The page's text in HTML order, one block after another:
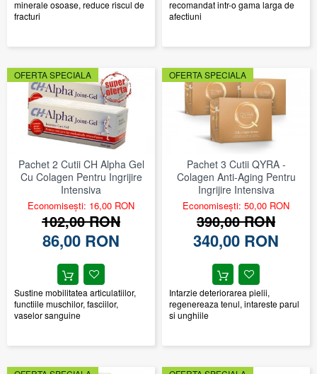
minerale osoase, reduce riscul de
fracturi
recomandat intr-o gama larga de
afectiuni
OFERTA SPECIALA
Pachet 2 Cutii CH Alpha Gel
Cu Colagen Pentru Ingrijire
Intensiva
Economisești: 16,00 RON
102,00 RON
86,00 RON
Sustine mobilitatea articulatiilor,
functiile muschilor, fasciilor,
vaselor sanguine
OFERTA SPECIALA
Pachet 3 Cutii QYRA -
Colagen Anti-Aging Pentru
Ingrijire Intensiva
Economisești: 50,00 RON
390,00 RON
340,00 RON
Intarzie deteriorarea pielii,
regenereaza tenul, intareste parul
si unghiile